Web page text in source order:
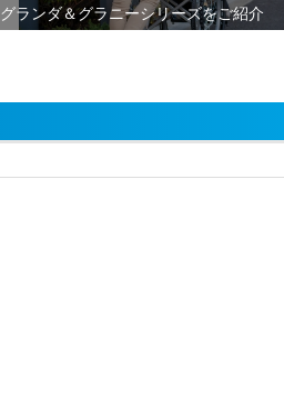
グランダ＆グラニーシリーズをご紹介